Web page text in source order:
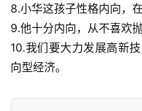
8.小华这孩子性格内向，
9.他十分内向，从不喜欢抛
10.我们要大力发展高新
向型经济。